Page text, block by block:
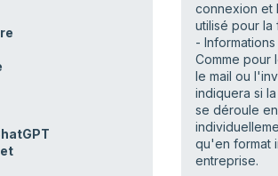
connexion et
utilisé pour la
-
Comme pour
le mail ou
indiquera si
se déroule
qu'en format
entreprise.